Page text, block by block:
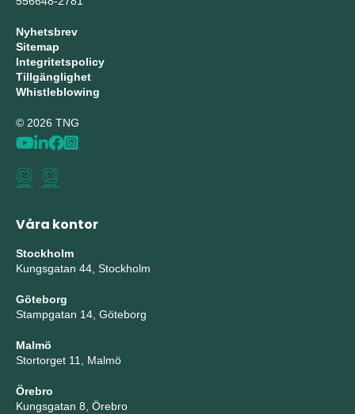
Nyhetsbrev
Sitemap
Integritetspolicy
Tillgänglighet
Whistleblowing
© 2026 TNG
Våra kontor
Stockholm
Kungsgatan 44, Stockholm
Göteborg
Stampgatan 14, Göteborg
Malmö
Stortorget 11, Malmö
Örebro
Kungsgatan 8, Örebro